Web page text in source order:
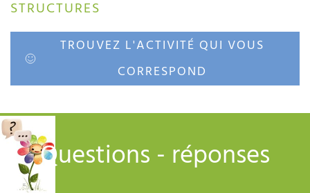
STRUCTURES
TROUVEZ L'ACTIVITÉ QUI VOUS
CORRESPOND
Questions - réponses